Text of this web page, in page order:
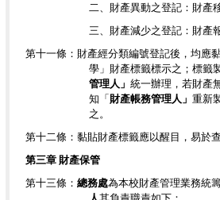
二、財產異動之登記：財產
三、財產減少之登記：財產
第十一條：財產經分類編號登記後，均應
學」財產標籤標示之；標籤
管理人」 統一辦理，若財產
知「財產帳務管理人」 重新
之。
第十二條：黏貼財產標籤應以醒目，易於
第三章 財產保管
第十三條： 總務處為本校財產管理業務統